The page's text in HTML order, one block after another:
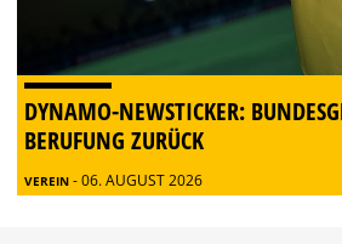
DYNAMO-NEWSTICKER:
BERUFUNG ZURÜCK
VEREIN - 06. AUGUST 2026